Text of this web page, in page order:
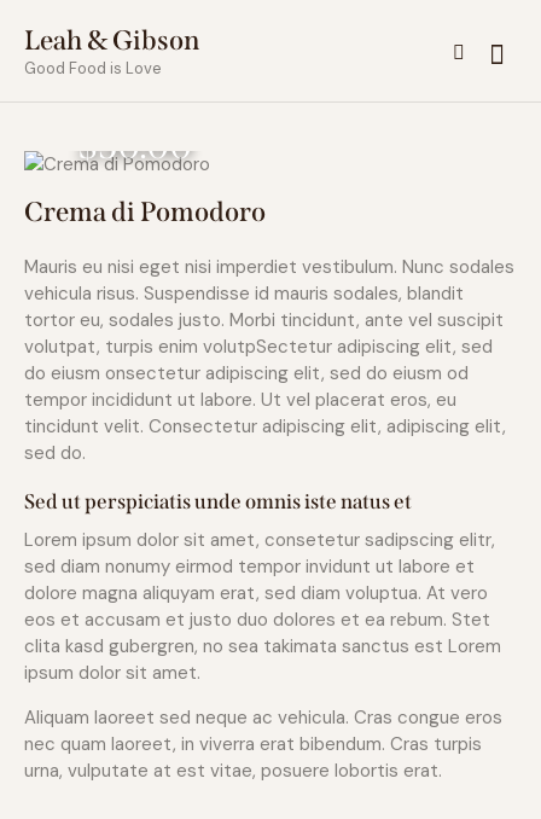
Leah & Gibson
Good Food is Love
$50.00
Crema di Pomodoro
Mauris eu nisi eget nisi imperdiet vestibulum. Nunc sodales
vehicula risus. Suspendisse id mauris sodales, blandit
tortor eu, sodales justo. Morbi tincidunt, ante vel suscipit
volutpat, turpis enim volutpSectetur adipiscing elit, sed
do eiusm onsectetur adipiscing elit, sed do eiusm od
tempor incididunt ut labore. Ut vel placerat eros, eu
tincidunt velit. Consectetur adipiscing elit, adipiscing elit,
sed do.
Sed ut perspiciatis unde omnis iste natus et
Lorem ipsum dolor sit amet, consetetur sadipscing elitr,
sed diam nonumy eirmod tempor invidunt ut labore et
dolore magna aliquyam erat, sed diam voluptua. At vero
eos et accusam et justo duo dolores et ea rebum. Stet
clita kasd gubergren, no sea takimata sanctus est Lorem
ipsum dolor sit amet.
Aliquam laoreet sed neque ac vehicula. Cras congue eros
nec quam laoreet, in viverra erat bibendum. Cras turpis
urna, vulputate at est vitae, posuere lobortis erat.